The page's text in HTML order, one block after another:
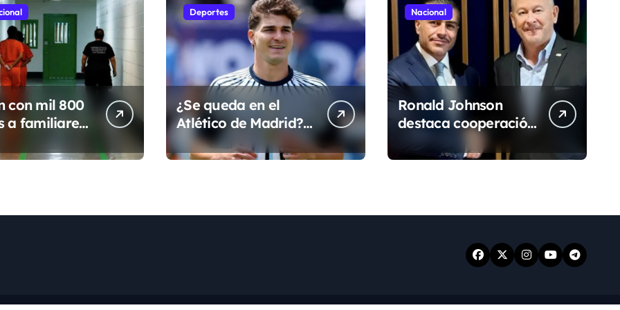
con mil 800
a familiares
en Estados
Deportes
¿Se queda en el
Atlético de Madrid?
‘Cholo’ Simeone
responde
Álvarez
Nacional
Ronald Johnson
destaca cooperación
entre México y EU
para la seguridad en